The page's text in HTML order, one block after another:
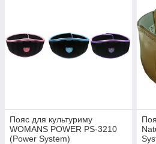
Пояс для культуриму
WOMANS POWER PS-3210
(Power System)